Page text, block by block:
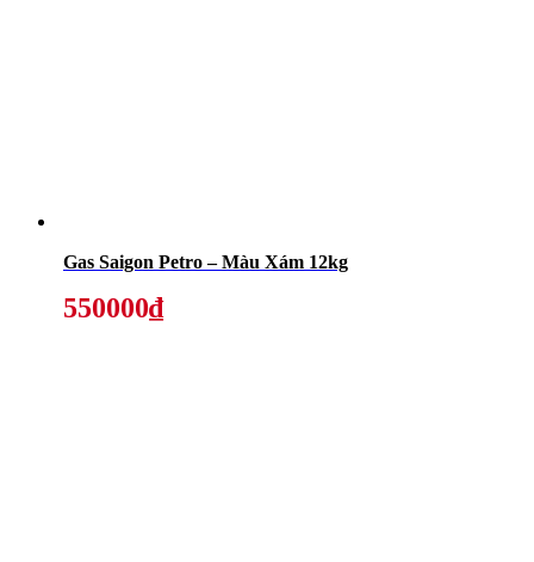
Gas Saigon Petro – Màu Xám 12kg
550000₫